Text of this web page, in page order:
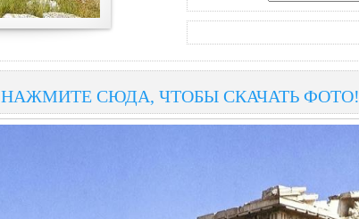
НАЖМИТЕ СЮДА, ЧТОБЫ СКАЧАТЬ ФОТО!